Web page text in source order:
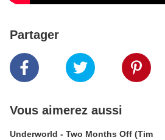
Partager
Vous aimerez aussi
Underworld - Two Months Off (Tim